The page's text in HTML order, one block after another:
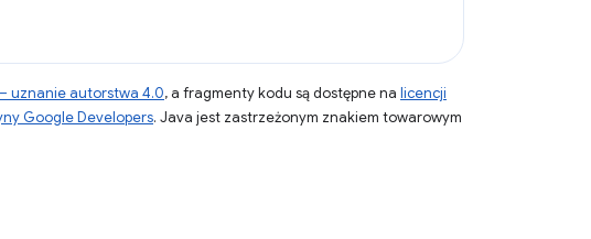
uznanie autorstwa 4.0, a fragmenty kodu są dostępne na licencji
Google Developers. Java jest zastrzeżonym znakiem towarowym